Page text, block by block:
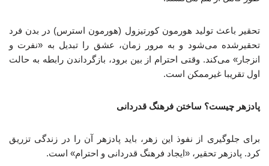
تحقیر باعث تولید هورمون کورتیزول (هورمون استرس) در بدن فرد
تحقیرشده می‌شود و به مرور زمان، عشق را تبدیل به «نفرت و
انزجار» می‌کند. وقتی احترام از بین برود، بازگرداندن رابطه به حالت
اول تقریبا غیرممکن است.
پادزهر چیست؟ ساختن فرهنگ قدردانی
برای جلوگیری از نفوذ این زهر، باید پادزهر آن را در زندگی تزریق
کرد. پادزهر تحقیر، «ایجاد فرهنگ قدردانی و احترام» است.